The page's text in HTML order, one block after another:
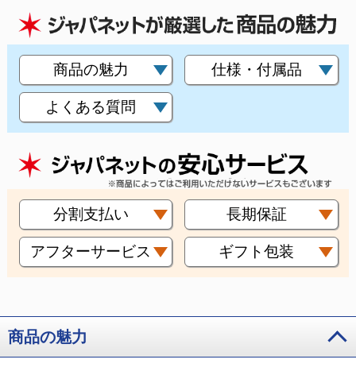
商品の魅力 仕様・付属品
よくある質問
分割支払い 長期保証
アフターサービス ギフト包装
商品の魅力